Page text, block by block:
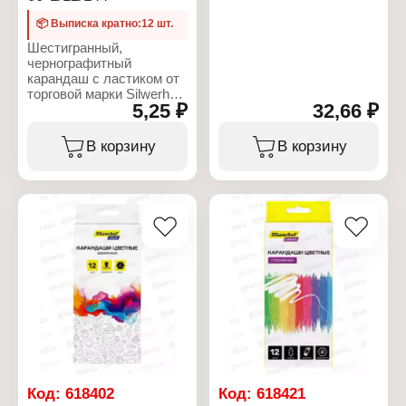
📦 Выписка кратно:12 шт.
Шестигранный,
чернографитный
карандаш с ластиком от
торговой марки Silwerhof
"Basic". Что бы вы не
наброски, пометки -
карандаш здесь
инструментом. Очень
важно что бы грифель
был качественный,не
оставлял неряшливых и
неопрятных следов,не
пачкал руки и не
ломался. Прочный
графитовый стержень не
ломается и не крошится.
Твердость грифеля - HB
(Твердо-мягкий), диаметр
Характеристики:
5,25 ₽
В корзину
Форма корпуса:
Диаметр корпуса: 7 мм
Диаметр грифеля: 2,6 мм
Упаковка: в картонном
коробе с европодвесом
32,66 ₽
В корзину
Код: 618402
Код:618421